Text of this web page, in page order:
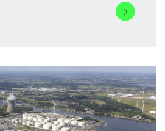
Lees
meer
en
Gasunie
werken
samen
aan